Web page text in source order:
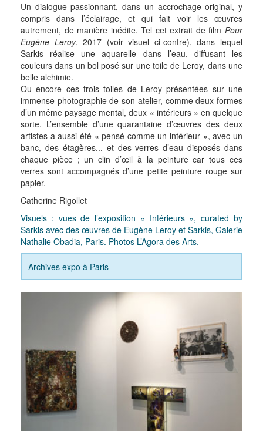
Un dialogue passionnant, dans un accrochage original, y
compris dans l’éclairage, et qui fait voir les œuvres
autrement, de manière inédite. Tel cet extrait de film Pour
Eugène Leroy, 2017 (voir visuel ci-contre), dans lequel
Sarkis réalise une aquarelle dans l’eau, diffusant les
couleurs dans un bol posé sur une toile de Leroy, dans une
belle alchimie.
Ou encore ces trois toiles de Leroy présentées sur une
immense photographie de son atelier, comme deux formes
d’un même paysage mental, deux « intérieurs » en quelque
sorte. L’ensemble d’une quarantaine d’œuvres des deux
artistes a aussi été « pensé comme un intérieur », avec un
banc, des étagères... et des verres d’eau disposés dans
chaque pièce ; un clin d’œil à la peinture car tous ces
verres sont accompagnés d’une petite peinture rouge sur
papier.
Catherine Rigollet
Visuels : vues de l’exposition « Intérieurs », curated by
Sarkis avec des œuvres de Eugène Leroy et Sarkis, Galerie
Nathalie Obadia, Paris. Photos L’Agora des Arts.
Archives expo à Paris